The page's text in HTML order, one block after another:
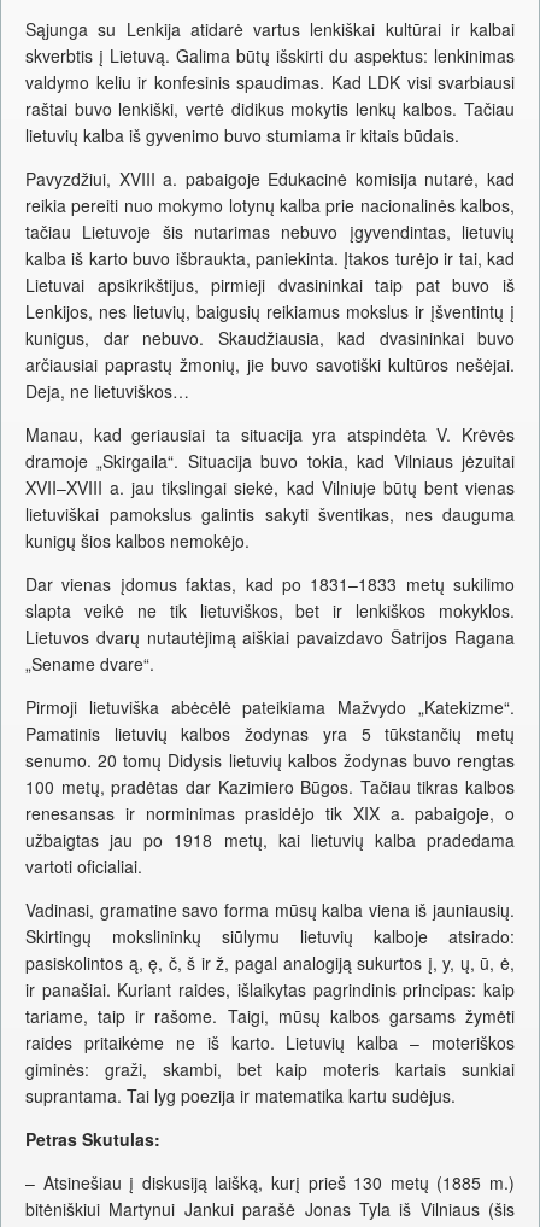
Sąjunga su Lenkija atidarė vartus lenkiškai kultūrai ir kalbai
skverbtis į Lietuvą. Galima būtų išskirti du aspektus: lenkinimas
valdymo keliu ir konfesinis spaudimas. Kad LDK visi svarbiausi
raštai buvo lenkiški, vertė didikus mokytis lenkų kalbos. Tačiau
lietuvių kalba iš gyvenimo buvo stumiama ir kitais būdais.
Pavyzdžiui, XVIII a. pabaigoje Edukacinė komisija nutarė, kad
reikia pereiti nuo mokymo lotynų kalba prie nacionalinės kalbos,
tačiau Lietuvoje šis nutarimas nebuvo įgyvendintas, lietuvių
kalba iš karto buvo išbraukta, paniekinta. Įtakos turėjo ir tai, kad
Lietuvai apsikrikštijus, pirmieji dvasininkai taip pat buvo iš
Lenkijos, nes lietuvių, baigusių reikiamus mokslus ir įšventintų į
kunigus, dar nebuvo. Skaudžiausia, kad dvasininkai buvo
arčiausiai paprastų žmonių, jie buvo savotiški kultūros nešėjai.
Deja, ne lietuviškos…
Manau, kad geriausiai ta situacija yra atspindėta V. Krėvės
dramoje „Skirgaila“. Situacija buvo tokia, kad Vilniaus jėzuitai
XVII–XVIII a. jau tikslingai siekė, kad Vilniuje būtų bent vienas
lietuviškai pamokslus galintis sakyti šventikas, nes dauguma
kunigų šios kalbos nemokėjo.
Dar vienas įdomus faktas, kad po 1831–1833 metų sukilimo
slapta veikė ne tik lietuviškos, bet ir lenkiškos mokyklos.
Lietuvos dvarų nutautėjimą aiškiai pavaizdavo Šatrijos Ragana
„Sename dvare“.
Pirmoji lietuviška abėcėlė pateikiama Mažvydo „Katekizme“.
Pamatinis lietuvių kalbos žodynas yra 5 tūkstančių metų
senumo. 20 tomų Didysis lietuvių kalbos žodynas buvo rengtas
100 metų, pradėtas dar Kazimiero Būgos. Tačiau tikras kalbos
renesansas ir norminimas prasidėjo tik XIX a. pabaigoje, o
užbaigtas jau po 1918 metų, kai lietuvių kalba pradedama
vartoti oficialiai.
Vadinasi, gramatine savo forma mūsų kalba viena iš jauniausių.
Skirtingų mokslininkų siūlymu lietuvių kalboje atsirado:
pasiskolintos ą, ę, č, š ir ž, pagal analogiją sukurtos į, y, ų, ū, ė,
ir panašiai. Kuriant raides, išlaikytas pagrindinis principas: kaip
tariame, taip ir rašome. Taigi, mūsų kalbos garsams žymėti
raides pritaikėme ne iš karto. Lietuvių kalba – moteriškos
giminės: graži, skambi, bet kaip moteris kartais sunkiai
suprantama. Tai lyg poezija ir matematika kartu sudėjus.
Petras Skutulas:
– Atsinešiau į diskusiją laišką, kurį prieš 130 metų (1885 m.)
bitėniškiui Martynui Jankui parašė Jonas Tyla iš Vilniaus (šis